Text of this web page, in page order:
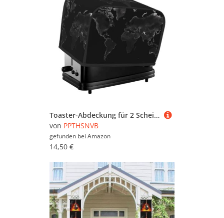
Toaster-Abdeckung für 2 Scheiben mit Taschen und Griff oben, kleine Brotbackmaschinen-Abdeckungen, schwarz, Weltkarte, Küche, kleine Geräte, waschbar, universelle Ofenabdeckungen
von PPTHSNVB
gefunden bei Amazon
14,50 €